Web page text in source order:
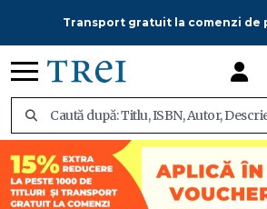
Transport gratuit la comenzi de